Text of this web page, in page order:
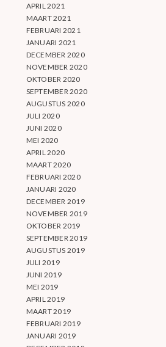
APRIL 2021
MAART 2021
FEBRUARI 2021
JANUARI 2021
DECEMBER 2020
NOVEMBER 2020
OKTOBER 2020
SEPTEMBER 2020
AUGUSTUS 2020
JULI 2020
JUNI 2020
MEI 2020
APRIL 2020
MAART 2020
FEBRUARI 2020
JANUARI 2020
DECEMBER 2019
NOVEMBER 2019
OKTOBER 2019
SEPTEMBER 2019
AUGUSTUS 2019
JULI 2019
JUNI 2019
MEI 2019
APRIL 2019
MAART 2019
FEBRUARI 2019
JANUARI 2019